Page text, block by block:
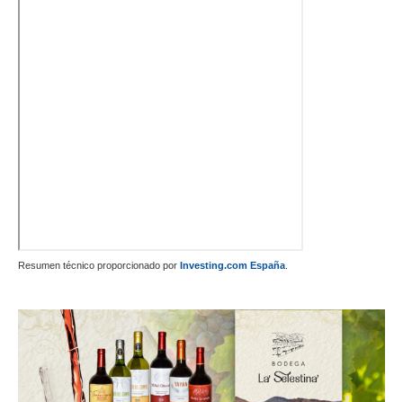
Resumen técnico proporcionado por Investing.com España